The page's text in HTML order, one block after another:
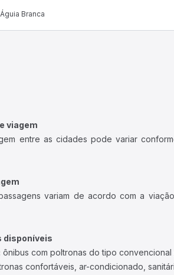
Branca
viagem
entre as cidades pode variar
variam de acordo com a
disponíveis
ônibus com poltronas do tipo
confortáveis, ar-condicionado,